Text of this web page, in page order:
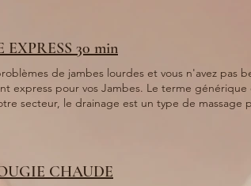
30 min
de jambes lourdes et vous n'avez pas
Le terme générique de drainage désigne l'évacuation d'un
secteur, le drainage est un type de massage
les canaux circulatoires du corps humain.
les jambes lourdes, Améliorer le sommeil,
CHAUDE